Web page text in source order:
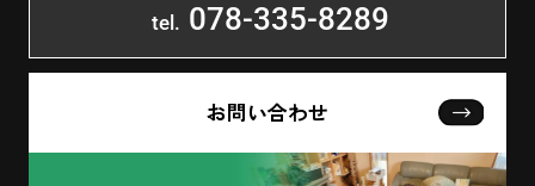
tel. 078-335-8289
お問い合わせ